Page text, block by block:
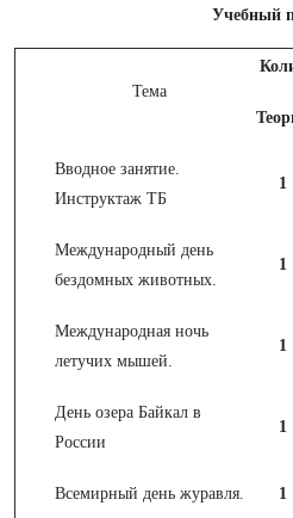
Учебный
Тема
Вводное занятие.
Инструктаж ТБ
1
Международный день
бездомных животных.
1
Международная ночь
летучих мышей.
1
День озера Байкал в
России
1
Всемирный день журавля. 1